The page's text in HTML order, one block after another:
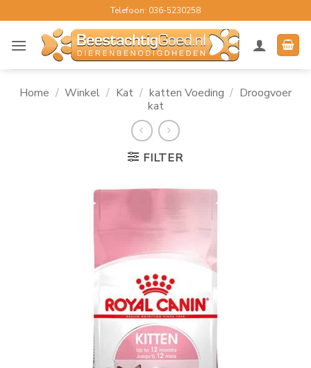
naar
inhoud
Telefoon: 036-5230258
Home / Winkel / Kat / katten Voeding / Droogvoer
kat
FILTER